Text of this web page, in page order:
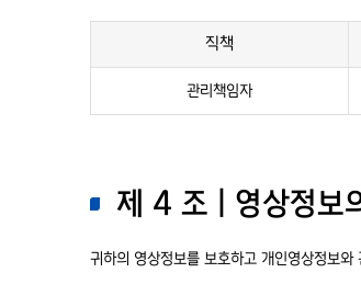
직책
관리책임자
제 4 조 | 영상정보
귀하의 영상정보를 보호하고 개인영상정보